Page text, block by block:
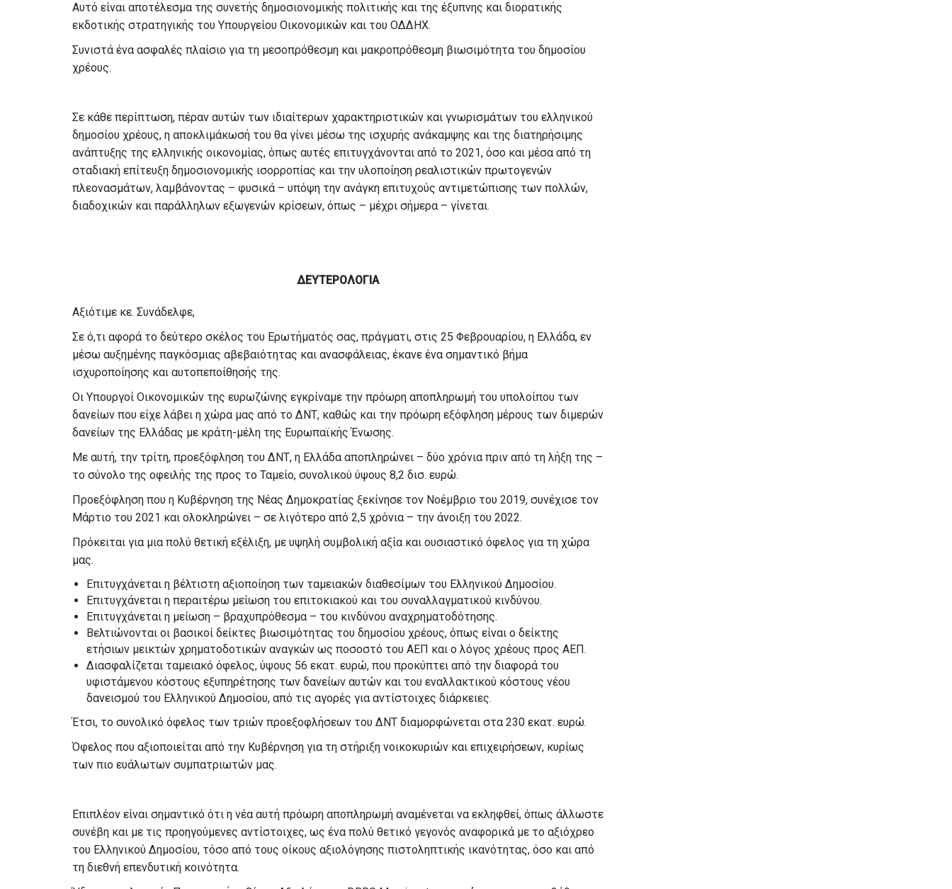
Αυτό είναι αποτέλεσμα της συνετής δημοσιονομικής πολιτικής και της έξυπνης και διορατικής
εκδοτικής στρατηγικής του Υπουργείου Οικονομικών και του ΟΔΔΗΧ.
Συνιστά ένα ασφαλές πλαίσιο για τη μεσοπρόθεσμη και μακροπρόθεσμη βιωσιμότητα του δημοσίου
χρέους.
Σε κάθε περίπτωση, πέραν αυτών των ιδιαίτερων χαρακτηριστικών και γνωρισμάτων του ελληνικού
δημοσίου χρέους, η αποκλιμάκωσή του θα γίνει μέσω της ισχυρής ανάκαμψης και της διατηρήσιμης
ανάπτυξης της ελληνικής οικονομίας, όπως αυτές επιτυγχάνονται από το 2021, όσο και μέσα από τη
σταδιακή επίτευξη δημοσιονομικής ισορροπίας και την υλοποίηση ρεαλιστικών πρωτογενών
πλεονασμάτων, λαμβάνοντας – φυσικά – υπόψη την ανάγκη επιτυχούς αντιμετώπισης των πολλών,
διαδοχικών και παράλληλων εξωγενών κρίσεων, όπως – μέχρι σήμερα – γίνεται.
ΔΕΥΤΕΡΟΛΟΓΙΑ
Αξιότιμε κε. Συνάδελφε,
Σε ό,τι αφορά το δεύτερο σκέλος του Ερωτήματός σας, πράγματι, στις 25 Φεβρουαρίου, η Ελλάδα, εν
μέσω αυξημένης παγκόσμιας αβεβαιότητας και ανασφάλειας, έκανε ένα σημαντικό βήμα
ισχυροποίησης και αυτοπεποίθησής της.
Οι Υπουργοί Οικονομικών της ευρωζώνης εγκρίναμε την πρόωρη αποπληρωμή του υπολοίπου των
δανείων που είχε λάβει η χώρα μας από το ΔΝΤ, καθώς και την πρόωρη εξόφληση μέρους των διμερών
δανείων της Ελλάδας με κράτη-μέλη της Ευρωπαϊκής Ένωσης.
Με αυτή, την τρίτη, προεξόφληση του ΔΝΤ, η Ελλάδα αποπληρώνει – δύο χρόνια πριν από τη λήξη της –
το σύνολο της οφειλής της προς το Ταμείο, συνολικού ύψους 8,2 δισ. ευρώ.
Προεξόφληση που η Κυβέρνηση της Νέας Δημοκρατίας ξεκίνησε τον Νοέμβριο του 2019, συνέχισε τον
Μάρτιο του 2021 και ολοκληρώνει – σε λιγότερο από 2,5 χρόνια – την άνοιξη του 2022.
Πρόκειται για μια πολύ θετική εξέλιξη, με υψηλή συμβολική αξία και ουσιαστικό όφελος για τη χώρα
μας.
Επιτυγχάνεται η βέλτιστη αξιοποίηση των ταμειακών διαθεσίμων του Ελληνικού Δημοσίου.
Επιτυγχάνεται η περαιτέρω μείωση του επιτοκιακού και του συναλλαγματικού κινδύνου.
Επιτυγχάνεται η μείωση – βραχυπρόθεσμα – του κινδύνου αναχρηματοδότησης.
Βελτιώνονται οι βασικοί δείκτες βιωσιμότητας του δημοσίου χρέους, όπως είναι ο δείκτης
ετήσιων μεικτών χρηματοδοτικών αναγκών ως ποσοστό του ΑΕΠ και ο λόγος χρέους προς ΑΕΠ.
Διασφαλίζεται ταμειακό όφελος, ύψους 56 εκατ. ευρώ, που προκύπτει από την διαφορά του
υφιστάμενου κόστους εξυπηρέτησης των δανείων αυτών και του εναλλακτικού κόστους νέου
δανεισμού του Ελληνικού Δημοσίου, από τις αγορές για αντίστοιχες διάρκειες.
Έτσι, το συνολικό όφελος των τριών προεξοφλήσεων του ΔΝΤ διαμορφώνεται στα 230 εκατ. ευρώ.
Όφελος που αξιοποιείται από την Κυβέρνηση για τη στήριξη νοικοκυριών και επιχειρήσεων, κυρίως
των πιο ευάλωτων συμπατριωτών μας.
Επιπλέον είναι σημαντικό ότι η νέα αυτή πρόωρη αποπληρωμή αναμένεται να εκληφθεί, όπως άλλωστε
συνέβη και με τις προηγούμενες αντίστοιχες, ως ένα πολύ θετικό γεγονός αναφορικά με το αξιόχρεο
του Ελληνικού Δημοσίου, τόσο από τους οίκους αξιολόγησης πιστοληπτικής ικανότητας, όσο και από
τη διεθνή επενδυτική κοινότητα.